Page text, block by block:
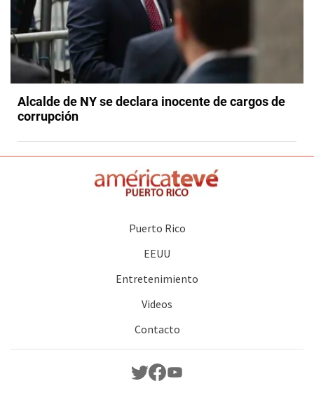
Alcalde de NY se declara inocente de cargos de
corrupción
Puerto Rico
EEUU
Entretenimiento
Videos
Contacto